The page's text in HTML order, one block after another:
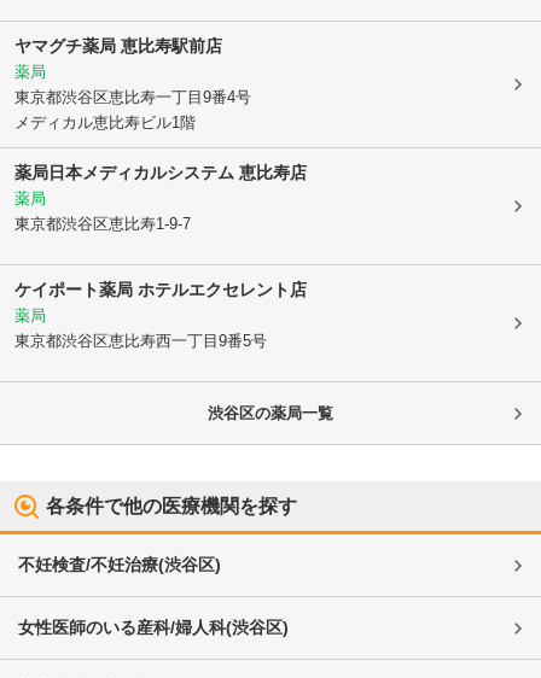
ヤマグチ薬局 恵比寿駅前店
薬局
東京都渋谷区恵比寿一丁目9番4号
メディカル恵比寿ビル1階
薬局日本メディカルシステム 恵比寿店
薬局
東京都渋谷区恵比寿1-9-7
ケイポート薬局 ホテルエクセレント店
薬局
東京都渋谷区恵比寿西一丁目9番5号
渋谷区の薬局一覧
各条件で他の医療機関を探す
不妊検査/不妊治療(渋谷区)
女性医師のいる産科/婦人科(渋谷区)